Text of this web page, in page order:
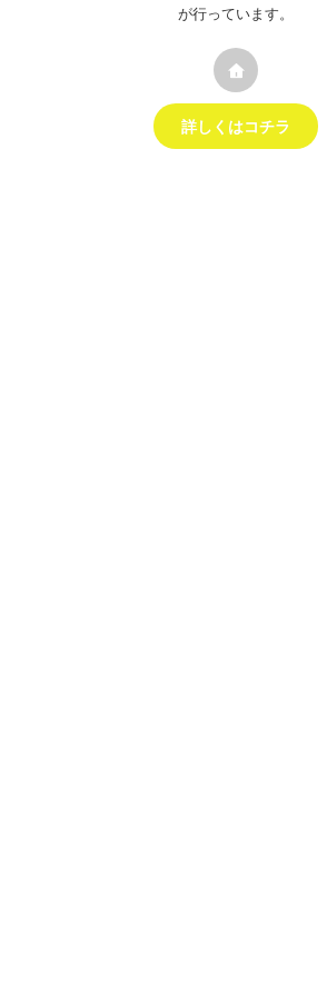
が行っています。
詳しくはコチラ